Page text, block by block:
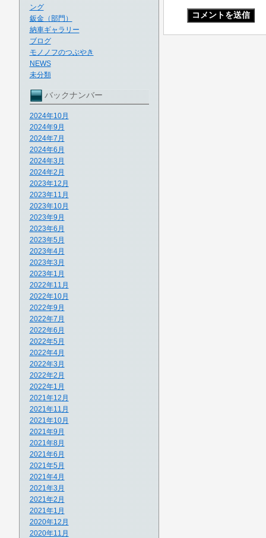
ング
鈑金（部門）
納車ギャラリー
ブログ
モノノフのつぶやき
NEWS
未分類
バックナンバー
2024年10月
2024年9月
2024年7月
2024年6月
2024年3月
2024年2月
2023年12月
2023年11月
2023年10月
2023年9月
2023年6月
2023年5月
2023年4月
2023年3月
2023年1月
2022年11月
2022年10月
2022年9月
2022年7月
2022年6月
2022年5月
2022年4月
2022年3月
2022年2月
2022年1月
2021年12月
2021年11月
2021年10月
2021年9月
2021年8月
2021年6月
2021年5月
2021年4月
2021年3月
2021年2月
2021年1月
2020年12月
2020年11月